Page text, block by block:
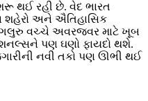
થઈ રહી છે. વેદ ભારત
અને ઐતિહાસિક
બેંગલુરુ વચ્ચે અવરજવર માટે ખૂબ
પણ ઘણો ફાયદો થશે.
નવી તકો પણ ઊભી થઈ